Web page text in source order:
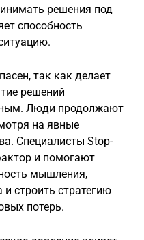
решения под
способность
так как делает
решений
Люди продолжают
на явные
Специалисты Stop-
и помогают
мышления,
строить стратегию
потерь.